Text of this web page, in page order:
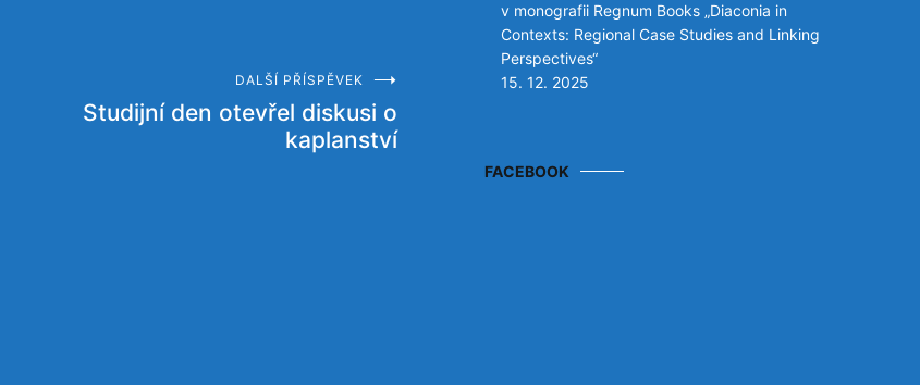
DALŠÍ PŘÍSPĚVEK
Studijní den otevřel diskusi o
kaplanství
v monografii Regnum Books „Diaconia in
Contexts: Regional Case Studies and Linking
Perspectives“
15. 12. 2025
FACEBOOK